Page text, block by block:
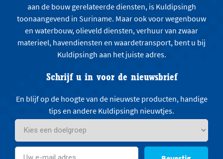
aan de bouw gerelateerde diensten, is Kuldipsingh
toonaangevend in Suriname. Maar ook voor wegenbouw
en waterbouw, olieveld diensten, verhuur van zwaar
materieel, havendiensten en waardetransport, bent u bij
Kuldipsingh aan het juiste adres.
Schrijf u in voor de nieuwsbrief
En blijf op de hoogte van de nieuwste producten, handige
tips en andere Kuldipsingh nieuwtjes.